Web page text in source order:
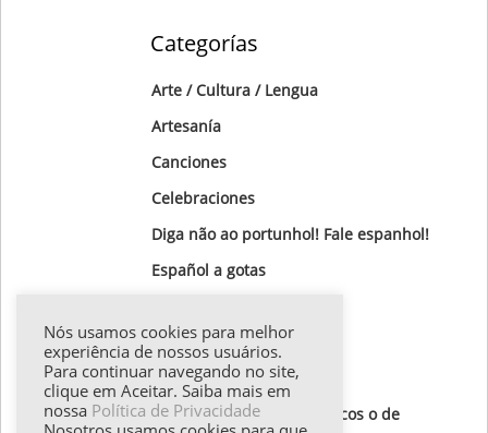
Categorías
Arte / Cultura / Lengua
Artesanía
Canciones
Celebraciones
Diga não ao portunhol! Fale espanhol!
Español a gotas‏
Gotas Gramaticales
Lugares para visitar
Textos de autores hispánicos o de
Nós usamos cookies para melhor
experiência de nossos usuários.
Para continuar navegando no site,
clique em Aceitar. Saiba mais em
nossa Política de Privacidade